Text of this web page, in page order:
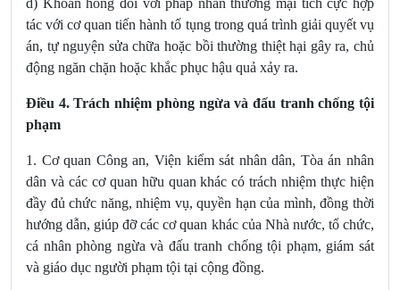
d) Khoan hồng đối với pháp nhân thương mại tích cực hợp
tác với cơ quan tiến hành tố tụng trong quá trình giải quyết vụ
án, tự nguyện sửa chữa hoặc bồi thường thiệt hại gây ra, chủ
động ngăn chặn hoặc khắc phục hậu quả xảy ra.
Điều 4. Trách nhiệm phòng ngừa và đấu tranh chống tội
phạm
1. Cơ quan Công an, Viện kiểm sát nhân dân, Tòa án nhân
dân và các cơ quan hữu quan khác có trách nhiệm thực hiện
đầy đủ chức năng, nhiệm vụ, quyền hạn của mình, đồng thời
hướng dẫn, giúp đỡ các cơ quan khác của Nhà nước, tổ chức,
cá nhân phòng ngừa và đấu tranh chống tội phạm, giám sát
và giáo dục người phạm tội tại cộng đồng.